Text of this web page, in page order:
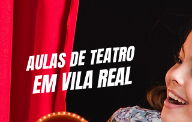
AULAS DE TEATRO
EM VILA REAL